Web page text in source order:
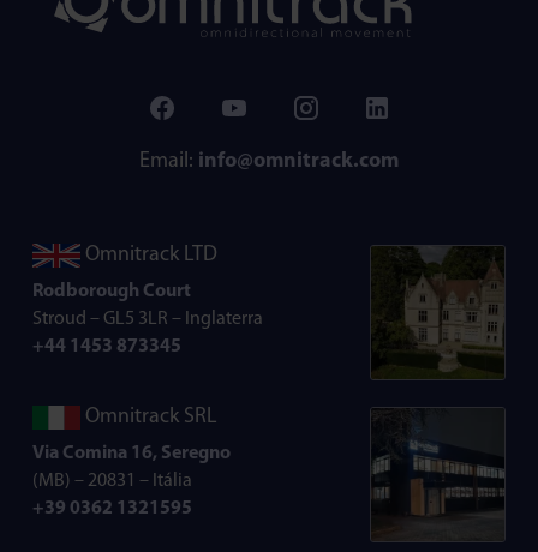
Email: info@omnitrack.com
Omnitrack LTD
Rodborough Court
Stroud – GL5 3LR – Inglaterra
+44 1453 873345
Omnitrack SRL
Via Comina 16, Seregno
(MB) – 20831 – Itália
+39 0362 1321595